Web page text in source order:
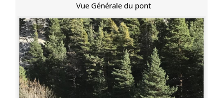
Vue Générale du pont